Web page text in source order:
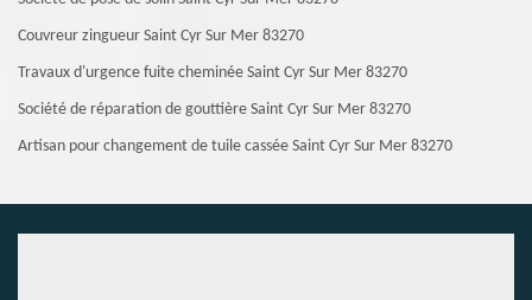
Couvreur zingueur Saint Cyr Sur Mer 83270
Travaux d'urgence fuite cheminée Saint Cyr Sur Mer 83270
Société de réparation de gouttière Saint Cyr Sur Mer 83270
Artisan pour changement de tuile cassée Saint Cyr Sur Mer 83270